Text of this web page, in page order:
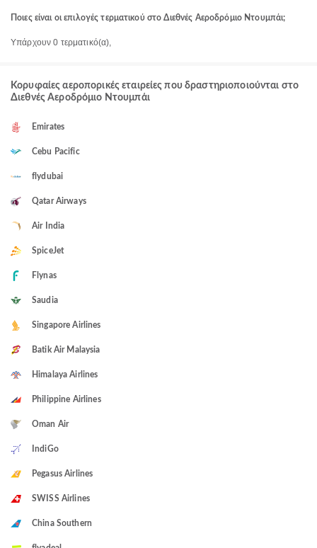
Ποιες είναι οι επιλογές τερματικού στο Διεθνές Αεροδρόμιο Ντουμπάι;
Υπάρχουν 0 τερματικό(α),
Κορυφαίες αεροπορικές εταιρείες που δραστηριοποιούνται στο
Διεθνές Αεροδρόμιο Ντουμπάι
Emirates
Cebu Pacific
flydubai
Qatar Airways
Air India
SpiceJet
Flynas
Saudia
Singapore Airlines
Batik Air Malaysia
Himalaya Airlines
Philippine Airlines
Oman Air
IndiGo
Pegasus Airlines
SWISS Airlines
China Southern